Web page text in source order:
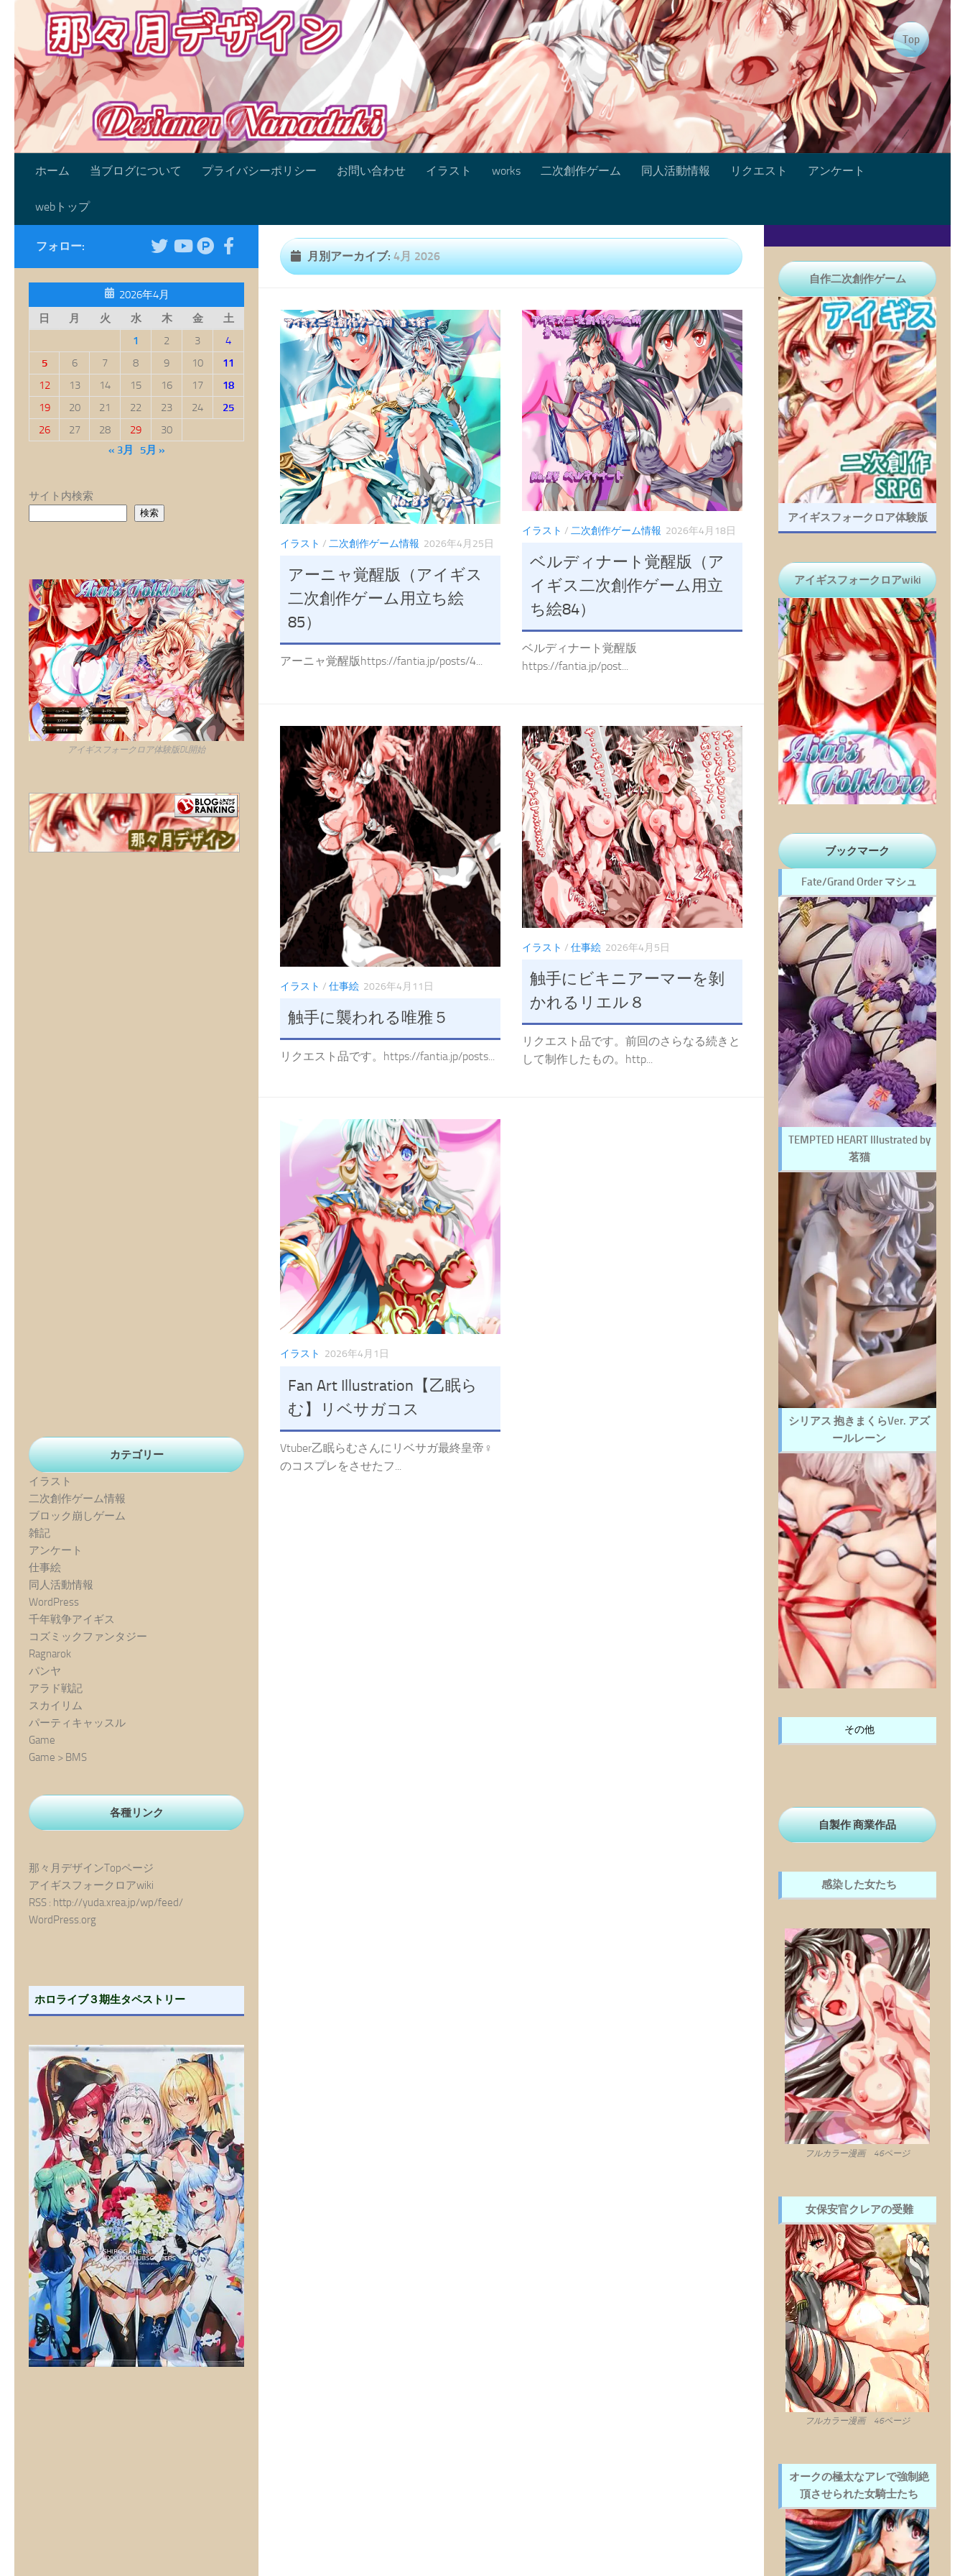
コンテンツへスキップ
Top
ホーム 当ブログについて プライバシーポリシー お問い合わせ イラスト works 二次創作ゲーム 同人活動情報 リクエスト アンケート
webトップ
月別アーカイブ:4月 2026
イラスト / 二次創作ゲーム情報 2026年4月25日
アーニャ覚醒版（アイギス
二次創作ゲーム用立ち絵
85）
アーニャ覚醒版https://fantia.jp/posts/4...
イラスト / 二次創作ゲーム情報 2026年4月18日
ベルディナート覚醒版（ア
イギス二次創作ゲーム用立
ち絵84）
ベルディナート覚醒版
https://fantia.jp/post...
イラスト / 仕事絵 2026年4月11日
触手に襲われる唯雅５
リクエスト品です。https://fantia.jp/posts...
イラスト / 仕事絵 2026年4月5日
触手にビキニアーマーを剝
かれるリエル８
リクエスト品です。前回のさらなる続きと
して制作したもの。http...
イラスト 2026年4月1日
Fan Art Illustration【乙眠ら
む】リベサガコス
Vtuber乙眠らむさんにリベサガ最終皇帝♀
のコスプレをさせたフ...
フォロー:
2026年4月
日
月 火 水 木 金
土
1
2 3
4
5
6 7 8 9 10
11
12
13 14 15 16 17
18
19
20 21 22 23 24
25
26
27 28 29
30
« 3月
5月 »
サイト内検索
検索
アイギスフォークロア体験版DL開始
カテゴリー
イラスト
二次創作ゲーム情報
ブロック崩しゲーム
雑記
アンケート
仕事絵
同人活動情報
WordPress
千年戦争アイギス
コズミックファンタジー
Ragnarok
パンヤ
アラド戦記
スカイリム
パーティキャッスル
Game
Game > BMS
各種リンク
那々月デザインTopページ
アイギスフォークロアwiki
RSS : http://yuda.xrea.jp/wp/feed/
WordPress.org
ホロライブ３期生タペストリー
自作二次創作ゲーム
アイギスフォークロア体験版
アイギスフォークロアwiki
ブックマーク
Fate/Grand Order マシュ
TEMPTED HEART Illustrated by
茗猫
シリアス 抱きまくらVer. アズ
ールレーン
その他
自製作 商業作品
感染した女たち
フルカラー漫画 46ページ
女保安官クレアの受難
フルカラー漫画 46ページ
オークの極太なアレで強制絶
頂させられた女騎士たち